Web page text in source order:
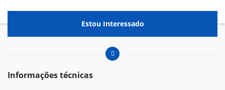
Estou Interessado
Informações técnicas